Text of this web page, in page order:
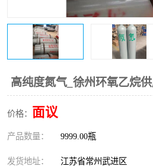
高纯度氮气_徐州环氧乙烷
价格： 面议
产品数量： 9999.00瓶
发货地址： 江苏省常州武进区